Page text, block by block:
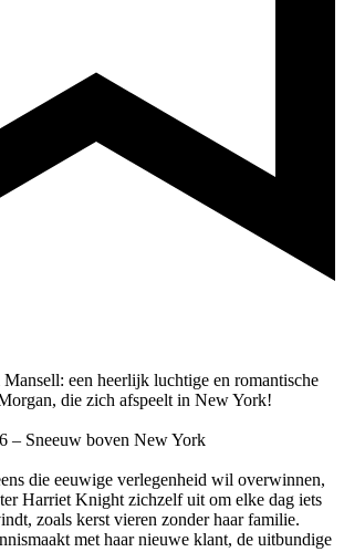
een heerlijk luchtige en romantische
die zich afspeelt in New York!
– Sneeuw boven New York
die eeuwige verlegenheid wil overwinnen,
Harriet Knight zichzelf uit om elke dag iets
zoals kerst vieren zonder haar familie.
met haar nieuwe klant, de uitbundige